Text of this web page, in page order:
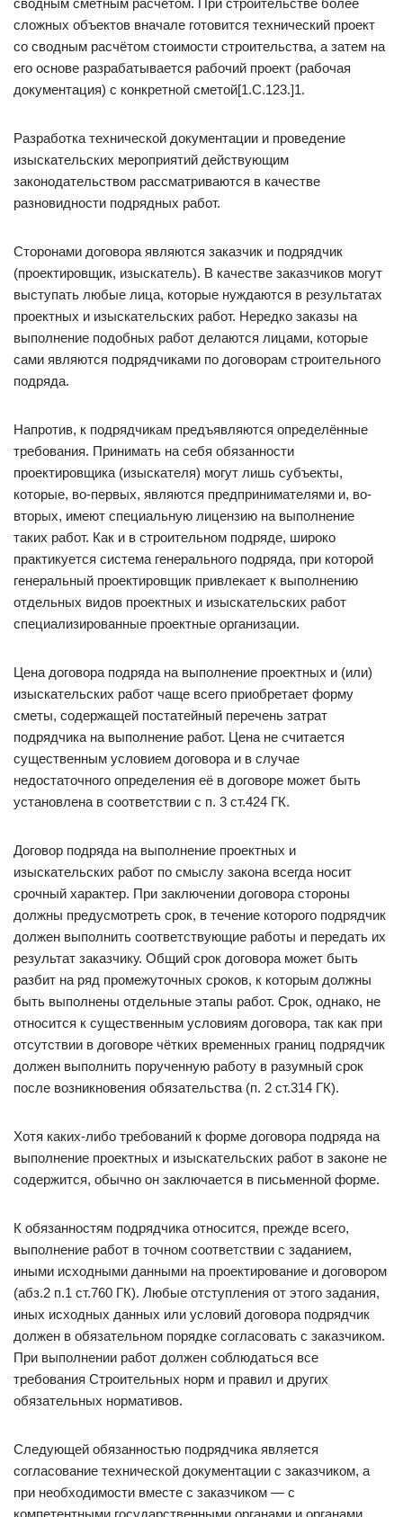
сводным сметным расчётом. При строительстве более
сложных объектов вначале готовится технический проект
со сводным расчётом стоимости строительства, а затем на
его основе разрабатывается рабочий проект (рабочая
документация) с конкретной сметой[1.С.123.]1.
Разработка технической документации и проведение
изыскательских мероприятий действующим
законодательством рассматриваются в качестве
разновидности подрядных работ.
Сторонами договора являются заказчик и подрядчик
(проектировщик, изыскатель). В качестве заказчиков могут
выступать любые лица, которые нуждаются в результатах
проектных и изыскательских работ. Нередко заказы на
выполнение подобных работ делаются лицами, которые
сами являются подрядчиками по договорам строительного
подряда.
Напротив, к подрядчикам предъявляются определённые
требования. Принимать на себя обязанности
проектировщика (изыскателя) могут лишь субъекты,
которые, во-первых, являются предпринимателями и, во-
вторых, имеют специальную лицензию на выполнение
таких работ. Как и в строительном подряде, широко
практикуется система генерального подряда, при которой
генеральный проектировщик привлекает к выполнению
отдельных видов проектных и изыскательских работ
специализированные проектные организации.
Цена договора подряда на выполнение проектных и (или)
изыскательских работ чаще всего приобретает форму
сметы, содержащей постатейный перечень затрат
подрядчика на выполнение работ. Цена не считается
существенным условием договора и в случае
недостаточного определения её в договоре может быть
установлена в соответствии с п. 3 ст.424 ГК.
Договор подряда на выполнение проектных и
изыскательских работ по смыслу закона всегда носит
срочный характер. При заключении договора стороны
должны предусмотреть срок, в течение которого подрядчик
должен выполнить соответствующие работы и передать их
результат заказчику. Общий срок договора может быть
разбит на ряд промежуточных сроков, к которым должны
быть выполнены отдельные этапы работ. Срок, однако, не
относится к существенным условиям договора, так как при
отсутствии в договоре чётких временных границ подрядчик
должен выполнить порученную работу в разумный срок
после возникновения обязательства (п. 2 ст.314 ГК).
Хотя каких-либо требований к форме договора подряда на
выполнение проектных и изыскательских работ в законе не
содержится, обычно он заключается в письменной форме.
К обязанностям подрядчика относится, прежде всего,
выполнение работ в точном соответствии с заданием,
иными исходными данными на проектирование и договором
(абз.2 п.1 ст.760 ГК). Любые отступления от этого задания,
иных исходных данных или условий договора подрядчик
должен в обязательном порядке согласовать с заказчиком.
При выполнении работ должен соблюдаться все
требования Строительных норм и правил и других
обязательных нормативов.
Следующей обязанностью подрядчика является
согласование технической документации с заказчиком, а
при необходимости вместе с заказчиком — с
компетентными государственными органами и органами